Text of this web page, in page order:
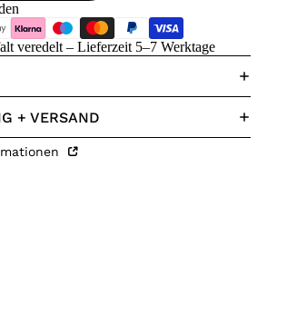
veredelt – Lieferzeit 5–7 Werktage
+ VERSAND